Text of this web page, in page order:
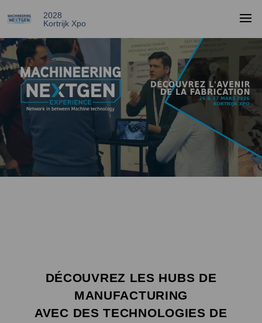
2028
Kortrijk Xpo
DÉCOUVREZ LES HUBS DE
MANUFACTURING
AVEC DES TECHNOLOGIES DE